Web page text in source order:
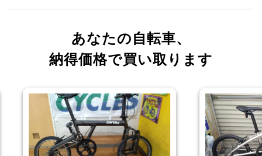
あなたの自転車、
納得価格で買い取ります